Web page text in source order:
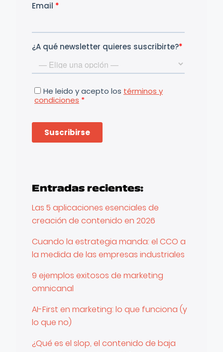
Entradas recientes:
Las 5 aplicaciones esenciales de
creación de contenido en 2026
Cuando la estrategia manda: el CCO a
la medida de las empresas industriales
9 ejemplos exitosos de marketing
omnicanal
AI-First en marketing: lo que funciona (y
lo que no)
¿Qué es el slop, el contenido de baja